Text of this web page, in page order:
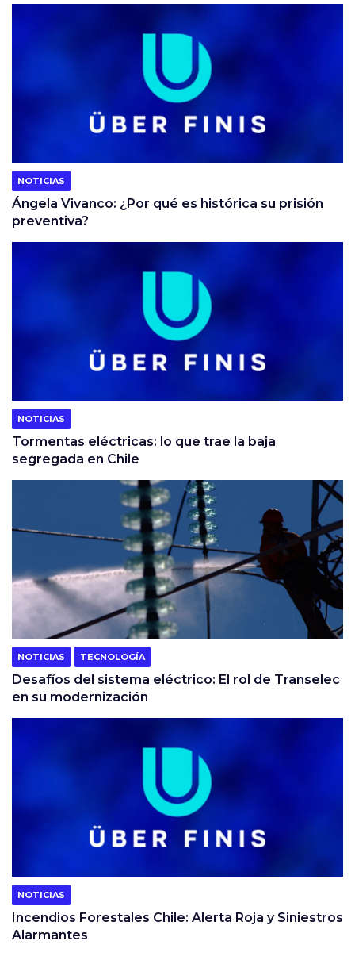
NOTICIAS
Ángela Vivanco: ¿Por qué es histórica su prisión
preventiva?
NOTICIAS
Tormentas eléctricas: lo que trae la baja
segregada en Chile
NOTICIAS TECNOLOGÍA
Desafíos del sistema eléctrico: El rol de Transelec
en su modernización
NOTICIAS
Incendios Forestales Chile: Alerta Roja y Siniestros
Alarmantes